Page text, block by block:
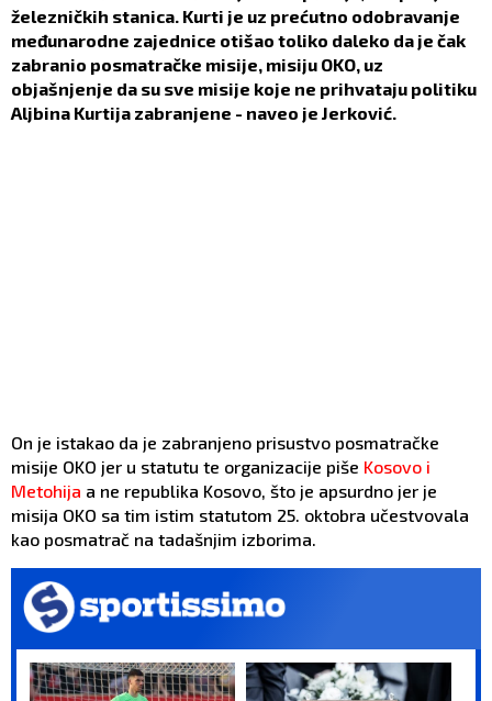
železničkih stanica. Kurti je uz prećutno odobravanje
međunarodne zajednice otišao toliko daleko da je čak
zabranio posmatračke misije, misiju OKO, uz
objašnjenje da su sve misije koje ne prihvataju politiku
Aljbina Kurtija zabranjene - naveo je Jerković.
On je istakao da je zabranjeno prisustvo posmatračke
misije OKO jer u statutu te organizacije piše Kosovo i
Metohija a ne republika Kosovo, što je apsurdno jer je
misija OKO sa tim istim statutom 25. oktobra učestvovala
kao posmatrač na tadašnjim izborima.